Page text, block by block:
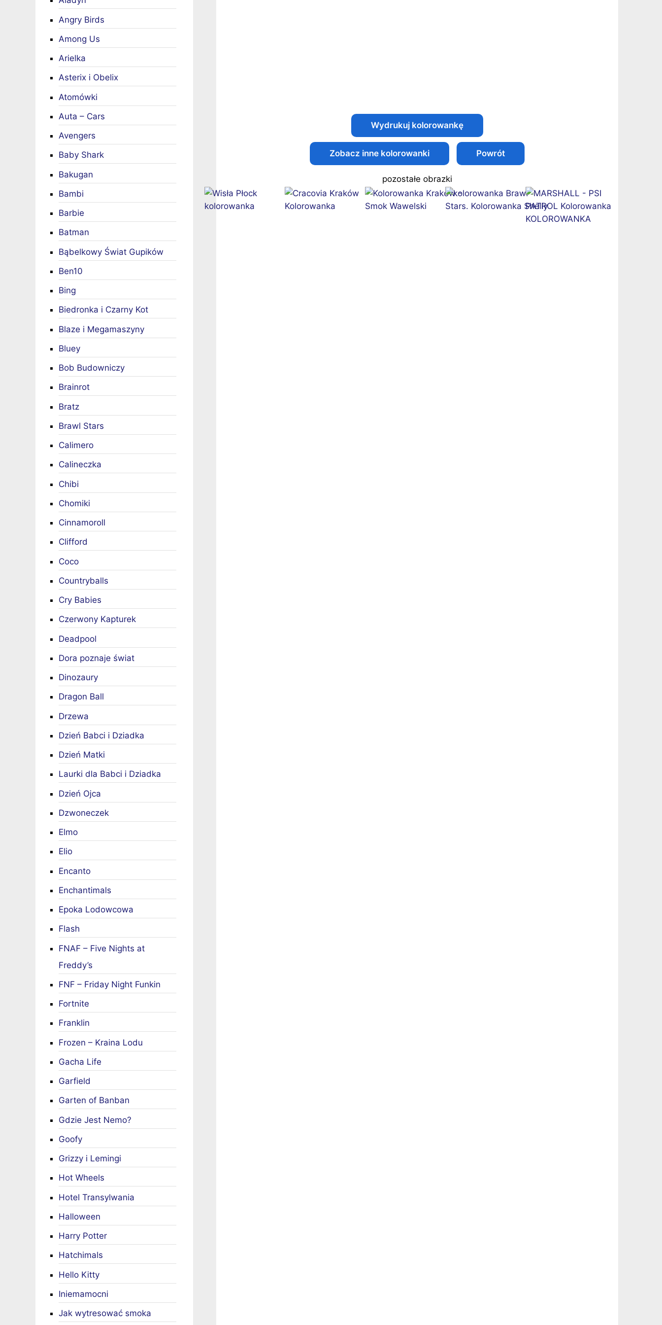
Angry Birds
Among Us
Arielka
Asterix i Obelix
Atomówki
Auta – Cars
Avengers
Baby Shark
Bakugan
Bambi
Barbie
Batman
Bąbelkowy Świat Gupików
Ben10
Bing
Biedronka i Czarny Kot
Blaze i Megamaszyny
Bluey
Bob Budowniczy
Brainrot
Bratz
Brawl Stars
Calimero
Calineczka
Chibi
Chomiki
Cinnamoroll
Clifford
Coco
Countryballs
Cry Babies
Czerwony Kapturek
Deadpool
Dora poznaje świat
Dinozaury
Dragon Ball
Drzewa
Dzień Babci i Dziadka
Dzień Matki
Laurki dla Babci i Dziadka
Dzień Ojca
Dzwoneczek
Elmo
Elio
Encanto
Enchantimals
Epoka Lodowcowa
Flash
FNAF – Five Nights at
Freddy’s
FNF – Friday Night Funkin
Fortnite
Franklin
Frozen – Kraina Lodu
Gacha Life
Garfield
Garten of Banban
Gdzie Jest Nemo?
Goofy
Grizzy i Lemingi
Hot Wheels
Hotel Transylwania
Halloween
Harry Potter
Hatchimals
Hello Kitty
Iniemamocni
Jak wytresować smoka
Zobacz inne kolorowanki Powrót
pozostałe obrazki